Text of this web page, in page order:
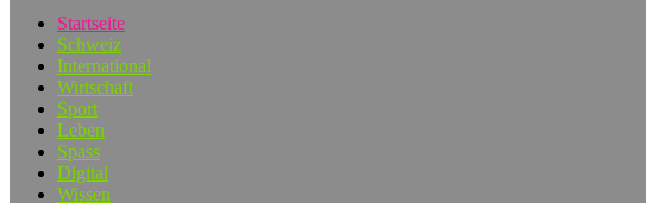
Startseite
Schweiz
International
Wirtschaft
Sport
Leben
Spass
Digital
Wissen